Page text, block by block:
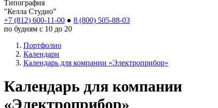
Типография
"Келла Студио"
+7 (812) 600-11-00 ● 8 (800) 505-88-03
по будням с 10 до 20
Портфолио
Календари
Календарь для компании «Электроприбор»
Календарь для компании
«Электроприбор»